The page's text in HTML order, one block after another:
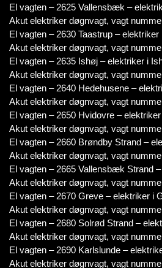
El vagten – 2625 Vallensbæk –
Akut elektriker døgnvagt, vagt
El vagten – 2630 Taastrup –
Akut elektriker døgnvagt, vagt
El vagten – 2635 Ishøj – elektriker i
Akut elektriker døgnvagt, vagt
El vagten – 2640 Hedehusene –
Akut elektriker døgnvagt, vagt
El vagten – 2650 Hvidovre –
Akut elektriker døgnvagt, vagt
El vagten – 2660 Brøndby Strand –
Akut elektriker døgnvagt, vagt
El vagten – 2665 Vallensbæk Strand
Akut elektriker døgnvagt, vagt
El vagten – 2670 Greve – elektriker i
Akut elektriker døgnvagt, vagt
El vagten – 2680 Solrød Strand –
Akut elektriker døgnvagt, vagt
El vagten – 2690 Karlslunde –
Akut elektriker døgnvagt, vagt